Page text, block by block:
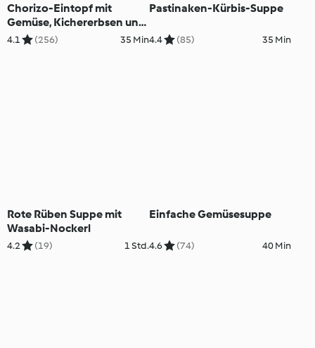
Chorizo-Eintopf mit
Gemüse, Kichererbsen und
Pasta
4.1 (256) 35 Min
Pastinaken-Kürbis-Suppe
4.4 (85) 35 Min
Rote Rüben Suppe mit
Wasabi-Nockerl
4.2 (19) 1 Std.
Einfache Gemüsesuppe
4.6 (74) 40 Min